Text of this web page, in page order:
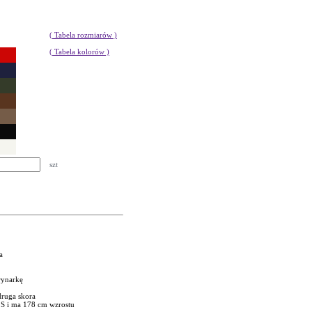
( Tabela rozmiarów )
( Tabela kolorów )
szt
skora
i ma 178 cm wzrostu